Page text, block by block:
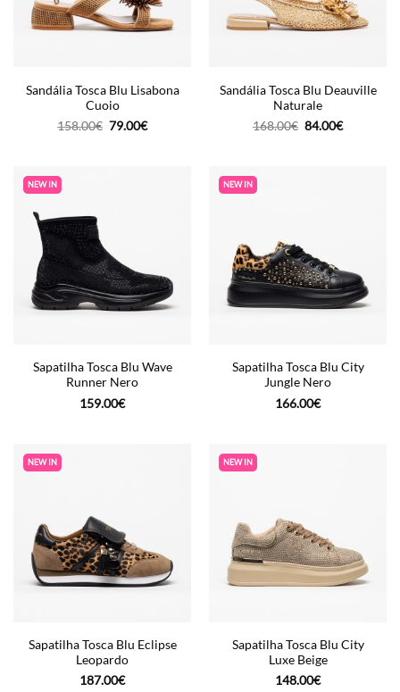
Sandália Tosca Blu Lisabona
Cuoio
158.00€ O
79.00€O
Sandália Tosca Blu Deauville
Naturale
168.00€ O
84.00€O
NEW IN
Sapatilha Tosca Blu Wave
Runner Nero
159.00€
NEW IN
Sapatilha Tosca Blu City
Jungle Nero
166.00€
NEW IN
Sapatilha Tosca Blu Eclipse
Leopardo
187.00€
NEW IN
Sapatilha Tosca Blu City
Luxe Beige
148.00€